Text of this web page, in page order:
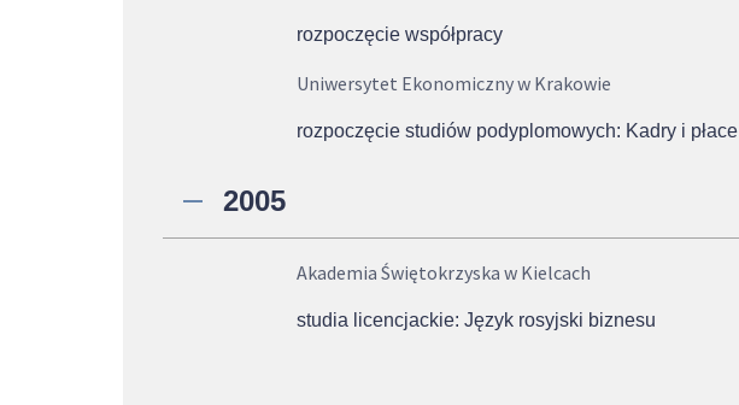
rozpoczęcie współpracy
Uniwersytet Ekonomiczny w Krakowie
rozpoczęcie studiów podyplomowych: Kadry i płace
2005
Akademia Świętokrzyska w Kielcach
studia licencjackie: Język rosyjski biznesu